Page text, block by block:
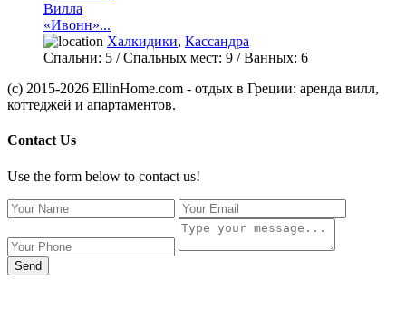
Вилла
«Ивонн»...
Халкидики, Кассандра
Спальни: 5 / Спальных мест: 9 /Ванных: 6
(c) 2015-2026 EllinHome.com - отдых в Греции: аренда вилл,
коттеджей и апартаментов.
Contact Us
Use the form below to contact us!
Send